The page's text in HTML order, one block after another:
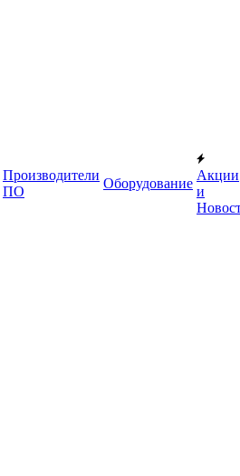
Производители
ПО
Оборудование
Акции
и